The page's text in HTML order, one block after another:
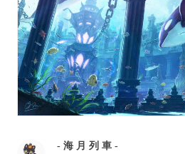
- 海 月 列 車 -